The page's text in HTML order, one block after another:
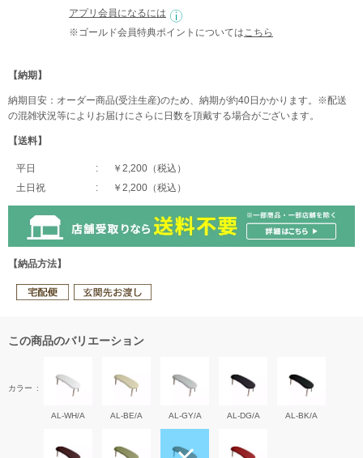
アプリ会員になるには
※ゴールド会員特典ポイントについては こちら
【納期】
納期目安：オーダー商品(受注生産)のため、納期が約40日かかります。※配送
の混雑状況等によりお届けにさらに日数を頂戴する場合がございます。
【送料】
平日
￥2,200（税込）
土日祝
￥2,200（税込）
【納品方法】
この商品のバリエーション
カラー
AL-WH/A AL-BE/A AL-GY/A AL-DG/A AL-BK/A